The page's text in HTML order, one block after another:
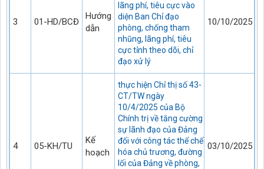
3 01-HD/BCĐ
Hướng
dẫn
lãng phí, tiêu cực vào
diện Ban Chỉ đạo
phòng, chống tham
nhũng, lãng phí, tiêu
cực tỉnh theo dõi, chỉ
đạo xử lý
10/10/2025
4 05-KH/TU
Kế
hoạch
thực hiện Chỉ thị số 43-
CT/TW ngày
10/4/2025 của Bộ
Chính trị về tăng cường
sự lãnh đạo của Đảng
đối với công tác thể chế
hóa chủ trương, đường
lối của Đảng về phòng,
03/10/2025